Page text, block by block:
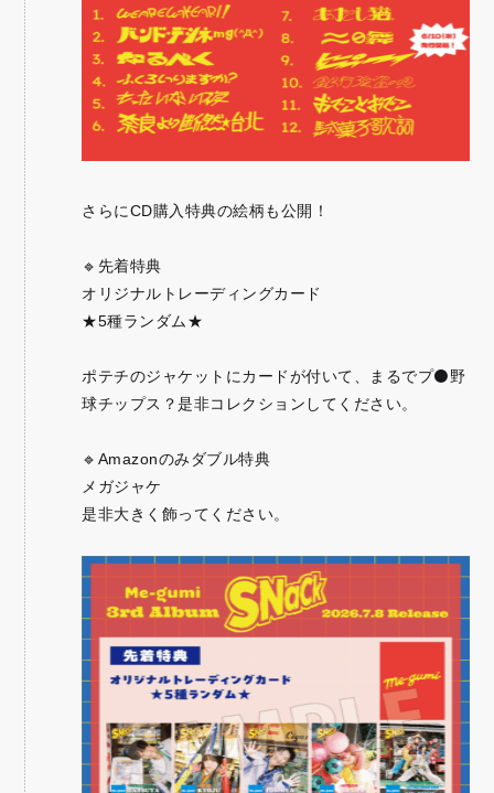
さらにCD購入特典の絵柄も公開！
🔹先着特典
オリジナルトレーディングカード
★5種ランダム★
ポテチのジャケットにカードが付いて、まるでプ⚫️野
球チップス？是非コレクションしてください。
🔹Amazonのみダブル特典
メガジャケ
是非大きく飾ってください。